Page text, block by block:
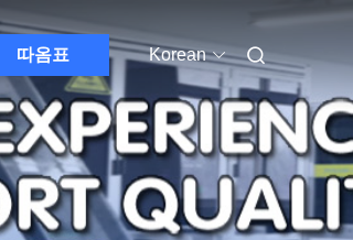
따옴표 Korean